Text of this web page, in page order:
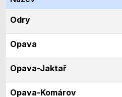
Odry
Opava
Opava-Jaktař
Opava-Komárov